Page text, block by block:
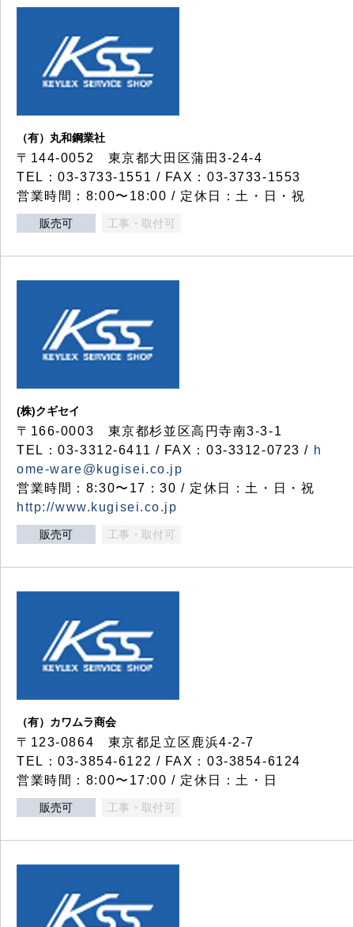
（有）丸和鋼業社
〒144-0052 東京都大田区蒲田3-24-4
TEL：03-3733-1551 / FAX：03-3733-1553
営業時間：8:00〜18:00 / 定休日：土・日・祝
販売可 工事・取付可
(株)クギセイ
〒166-0003 東京都杉並区高円寺南3-3-1
TEL：03-3312-6411 / FAX：03-3312-0723 / h
ome-ware@kugisei.co.jp
営業時間：8:30〜17：30 / 定休日：土・日・祝
http://www.kugisei.co.jp
販売可 工事・取付可
（有）カワムラ商会
〒123-0864 東京都足立区鹿浜4-2-7
TEL：03-3854-6122 / FAX：03-3854-6124
営業時間：8:00〜17:00 / 定休日：土・日
販売可 工事・取付可